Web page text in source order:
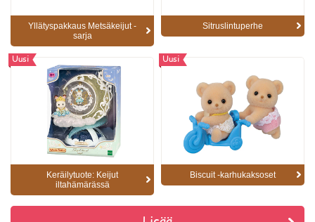
Yllätyspakkaus Metsäkeijut -
sarja
Sitruslintuperhe
Uusi
Keräilytuote: Keijut
iltahämärässä
Uusi
Biscuit -karhukaksoset